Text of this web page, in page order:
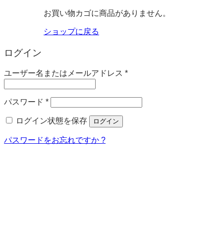
お買い物カゴに商品がありません。
ショップに戻る
ログイン
ユーザー名またはメールアドレス *必
パスワード *必
ログイン状態を保存
ログイン
パスワードをお忘れですか ?